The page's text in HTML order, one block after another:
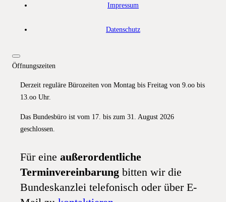
Impressum
Datenschutz
Öffnungszeiten
Derzeit reguläre Bürozeiten von Montag bis Freitag von 9.oo bis
13.oo Uhr.
Das Bundesbüro ist vom 17. bis zum 31. August 2026
geschlossen.
Für eine außerordentliche
Terminvereinbarung bitten wir die
Bundeskanzlei telefonisch oder über E-